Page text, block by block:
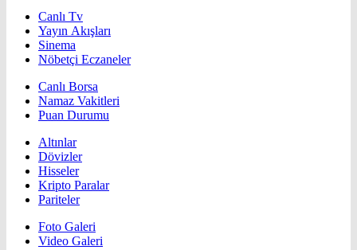
Canlı Tv
Yayın Akışları
Sinema
Nöbetçi Eczaneler
Canlı Borsa
Namaz Vakitleri
Puan Durumu
Altınlar
Dövizler
Hisseler
Kripto Paralar
Pariteler
Foto Galeri
Video Galeri